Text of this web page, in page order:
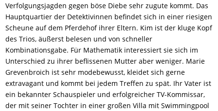
Verfolgungsjagden gegen böse Diebe sehr zugute kommt. Das
Hauptquartier der Detektivinnen befindet sich in einer riesigen
Scheune auf dem Pferdehof ihrer Eltern. Kim ist der kluge Kopf
des Trios, äußerst belesen und von schneller
Kombinationsgabe. Für Mathematik interessiert sie sich im
Unterschied zu ihrer beflissenen Mutter aber weniger. Marie
Grevenbroich ist sehr modebewusst, kleidet sich gerne
extravagant und kommt bei jedem Treffen zu spät. Ihr Vater ist
ein bekannter Schauspieler und erfolgreicher TV-Kommissar,
der mit seiner Tochter in einer großen Villa mit Swimmingpool